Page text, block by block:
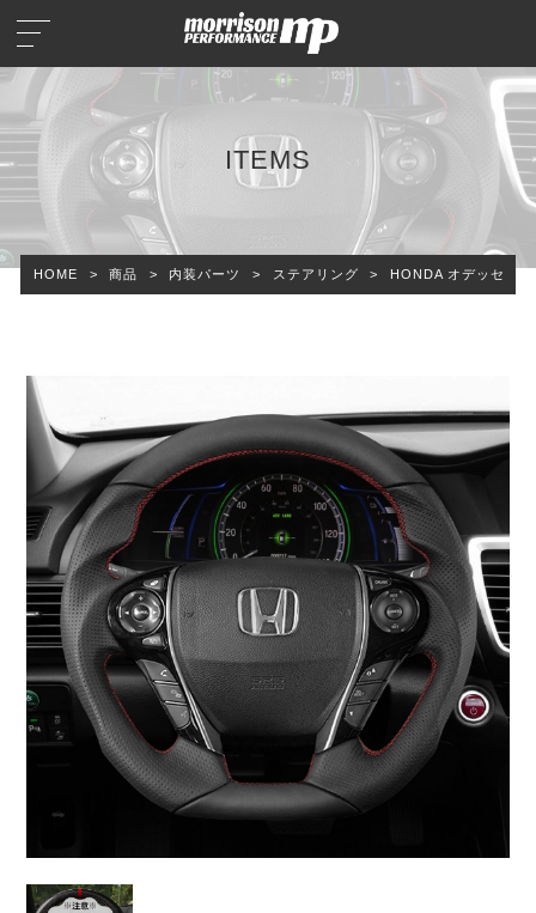
ITEMS
HOME > 商品 > 内装パーツ > ステアリング > HONDA オデッセイ